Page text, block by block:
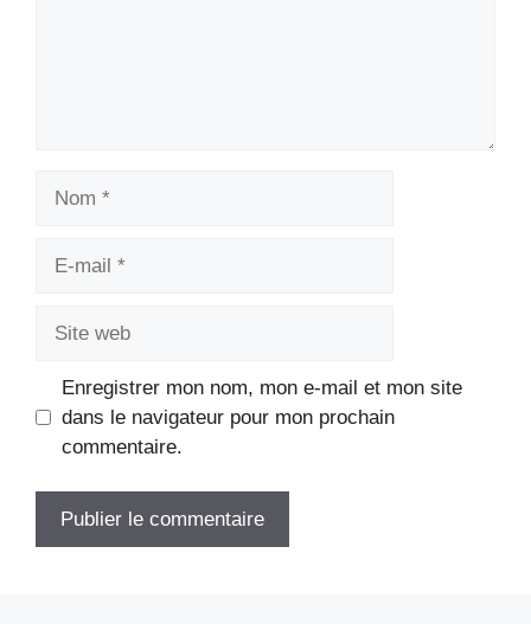
Enregistrer mon nom, mon e-mail et mon site
dans le navigateur pour mon prochain
commentaire.